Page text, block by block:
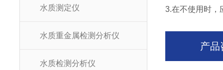
水质测定仪
水质重金属检测分析仪
水质检测分析仪
3.在不使用时，
产品